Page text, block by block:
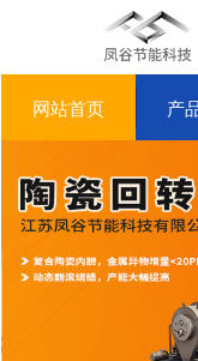
网站首页 产